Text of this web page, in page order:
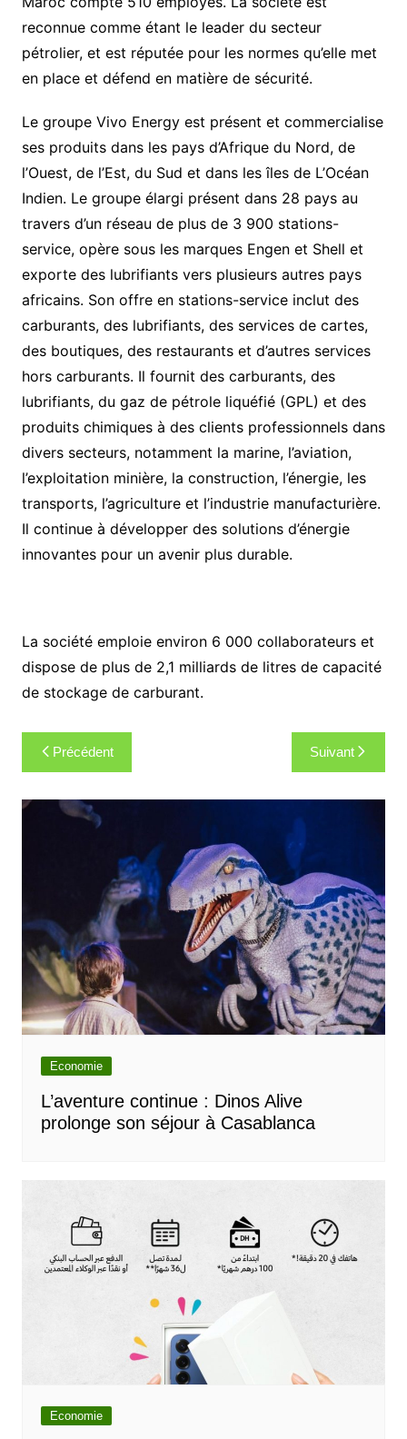
reconnue comme étant le leader du secteur
pétrolier, et est réputée pour les normes qu’elle met
en place et défend en matière de sécurité.
Le groupe Vivo Energy est présent et commercialise
ses produits dans les pays d’Afrique du Nord, de
l’Ouest, de l’Est, du Sud et dans les îles de L’Océan
Indien. Le groupe élargi présent dans 28 pays au
travers d’un réseau de plus de 3 900 stations-
service, opère sous les marques Engen et Shell et
exporte des lubrifiants vers plusieurs autres pays
africains. Son offre en stations-service inclut des
carburants, des lubrifiants, des services de cartes,
des boutiques, des restaurants et d’autres services
hors carburants. Il fournit des carburants, des
lubrifiants, du gaz de pétrole liquéfié (GPL) et des
produits chimiques à des clients professionnels dans
divers secteurs, notamment la marine, l’aviation,
l’exploitation minière, la construction, l’énergie, les
transports, l’agriculture et l’industrie manufacturière.
Il continue à développer des solutions d’énergie
innovantes pour un avenir plus durable.
La société emploie environ 6 000 collaborateurs et
dispose de plus de 2,1 milliards de litres de capacité
de stockage de carburant.
Navigation
de
l’article
Précédent Suivant
Economie
L’aventure continue : Dinos Alive
prolonge son séjour à Casablanca
Economie